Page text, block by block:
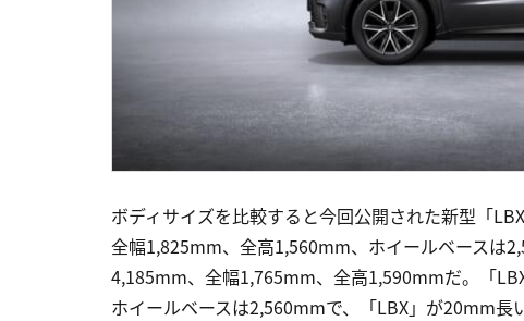
ボディサイズを比較すると今回公開された新型「
全幅1,825mm、全高1,560mm、ホイールベースは
4,185mm、全幅1,765mm、全高1,590mmだ。「
ホイールベースは2,560mmで、「LBX」が20mm長